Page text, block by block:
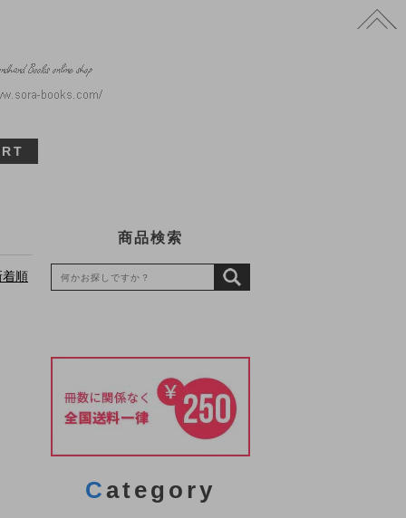
着順
商品検索
Category